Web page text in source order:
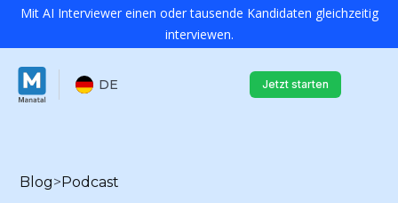
Mit AI Interviewer einen oder tausende Kandidaten gleichzeitig
interviewen.
DE Jetzt starten
Blog>Podcast